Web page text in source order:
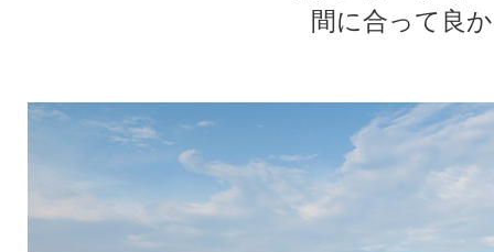
間に合って良